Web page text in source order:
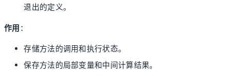
退出的定义。
作用 ：
存储方法的调用和执行状态。
保存方法的局部变量和中间计算结果。